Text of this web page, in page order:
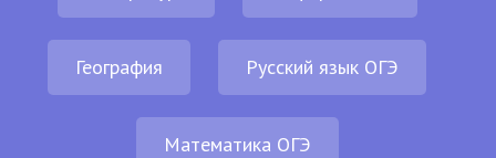
География Русский язык ОГЭ
Математика ОГЭ